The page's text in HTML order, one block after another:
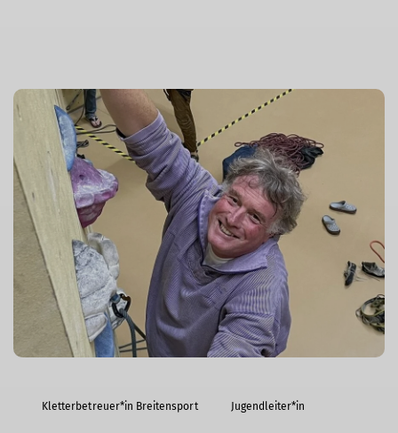
Kletterbetreuer*in Breitensport Jugendleiter*in